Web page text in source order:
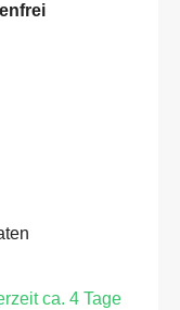
ca. 4 Tage